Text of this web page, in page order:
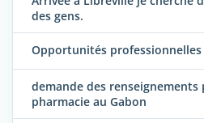
des gens.
Opportunités
demande des renseignements
pharmacie au Gabon